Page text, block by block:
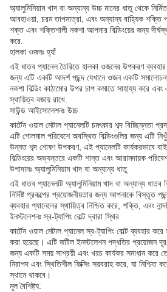
অ্যালুমিনিয়াম খাদ বা অন্যান্য উচ্চ মানের ধাতু থেকে
আবহাওয়া, চরম তাপমাত্রা, এবং অন্যান্য বাহ্যিক শক্তি
শক্ত এবং শক্তিশালী নকশা আপনার বিল্ডিংয়ের জন্য
করে.
হালকা ওজনঃ হ্যাঁ
এই ধাতব প্যানেল তৈরিতে হালকা ওজনের উপকরণ ব্যবহার
জন্য এটি একটি আদর্শ পছন্দ যেখানে ওজন একটি
নকশা বিল্ডিং কাঠামোর উপর চাপ কমাতে সাহায্য করে
স্থায়িত্ব বজায় রাখে.
সাউন্ড আইসোলেশনঃ উচ্চ
কার্টেন ওয়াল মেটাল প্যানেলটি চমৎকার শব্দ বিচ্ছিন্নতা
এটি গোলমাল পরিবেশে অবস্থিত বিল্ডিংগুলির জন্য এটি
উন্নত শব্দ শোষণ উপকরণ, এই প্যানেলটি কার্যকরভাবে
বিল্ডিংয়ের অভ্যন্তরে একটি শান্ত এবং আরামদায়ক
উপাদানঃ অ্যালুমিনিয়াম খাদ বা অন্যান্য ধাতু
এই ধাতব প্যানেলটি অ্যালুমিনিয়াম খাদ বা অন্যান্য ধাতব
নির্দিষ্ট প্রকল্পের প্রয়োজনীয়তার জন্য আপনাকে বিস্তৃত
ব্যবহার প্যানেলের স্থায়িত্ব নিশ্চিত করে, শক্তি, এবং
ইনস্টলেশনঃ স্ব-ট্যাপিং বোল্ট দ্বারা স্থির
কার্টেন ওয়াল মেটাল প্যানেল স্ব-ট্যাপিং বোল্ট ব্যবহার
করা হয়েছে। এটি জটিল ইনস্টলেশন পদ্ধতির প্রয়োজন
জন্য একটি সময় সাশ্রয়ী এবং খরচ কার্যকর সমাধান করে
নিরাপদ এবং স্থিতিশীল ফিক্সিং সরবরাহ করে, যা নিশ্চিত
স্থানে থাকবে।
মূল বৈশিষ্ট্য: